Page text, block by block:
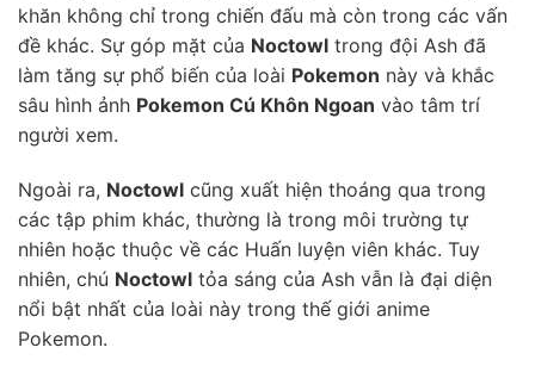
khăn không chỉ trong chiến đấu mà còn trong các vấn
đề khác. Sự góp mặt của Noctowl trong đội Ash đã
làm tăng sự phổ biến của loài Pokemon này và khắc
sâu hình ảnh Pokemon Cú Khôn Ngoan vào tâm trí
người xem.
Ngoài ra, Noctowl cũng xuất hiện thoáng qua trong
các tập phim khác, thường là trong môi trường tự
nhiên hoặc thuộc về các Huấn luyện viên khác. Tuy
nhiên, chú Noctowl tỏa sáng của Ash vẫn là đại diện
nổi bật nhất của loài này trong thế giới anime
Pokemon.